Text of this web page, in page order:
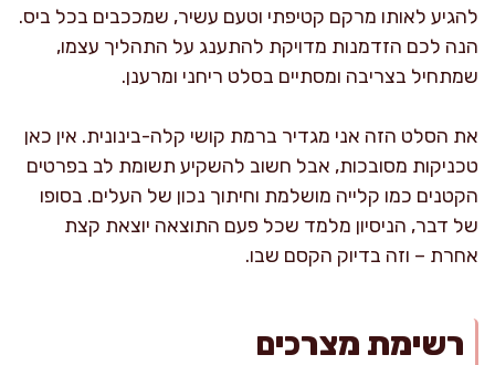
להגיע לאותו מרקם קטיפתי וטעם עשיר, שמככבים בכל ביס.
הנה לכם הזדמנות מדויקת להתענג על התהליך עצמו,
שמתחיל בצריבה ומסתיים בסלט ריחני ומרענן.
את הסלט הזה אני מגדיר ברמת קושי קלה-בינונית. אין כאן
טכניקות מסובכות, אבל חשוב להשקיע תשומת לב בפרטים
הקטנים כמו קלייה מושלמת וחיתוך נכון של העלים. בסופו
של דבר, הניסיון מלמד שכל פעם התוצאה יוצאת קצת
אחרת – וזה בדיוק הקסם שבו.
רשימת מצרכים